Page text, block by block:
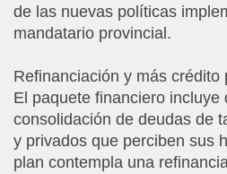
de las nuevas políticas
mandatario provincial.
Refinanciación y más crédito
El paquete financiero
consolidación de deudas de
y privados que perciben sus
plan contempla una